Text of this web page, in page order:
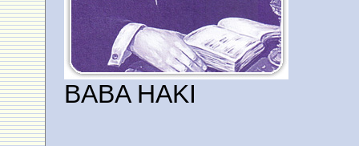
BABA HAKI